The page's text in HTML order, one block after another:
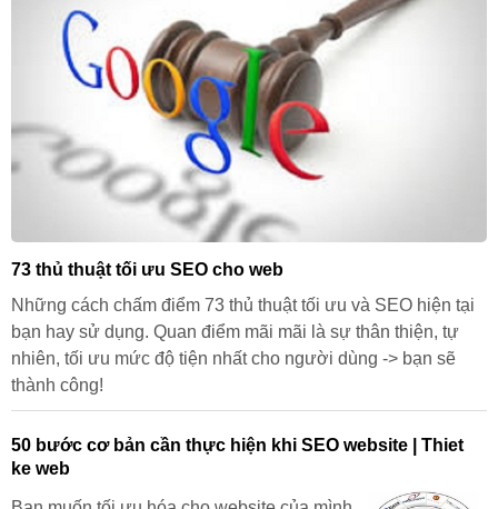
73 thủ thuật tối ưu SEO cho web
Những cách chấm điểm 73 thủ thuật tối ưu và SEO hiện tại
bạn hay sử dụng. Quan điểm mãi mãi là sự thân thiện, tự
nhiên, tối ưu mức độ tiện nhất cho người dùng -> bạn sẽ
thành công!
50 bước cơ bản cần thực hiện khi SEO website | Thiet
ke web